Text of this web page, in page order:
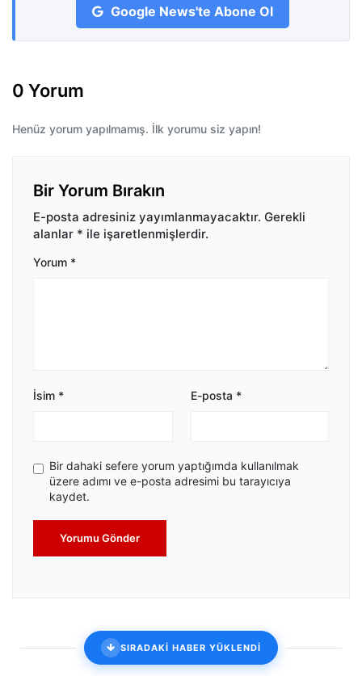
Google News'te Abone Ol
0 Yorum
Henüz yorum yapılmamış. İlk yorumu siz yapın!
Bir Yorum Bırakın
E-posta adresiniz yayımlanmayacaktır. Gerekli
alanlar * ile işaretlenmişlerdir.
Yorum *
İsim * E-posta *
Bir dahaki sefere yorum yaptığımda kullanılmak
üzere adımı ve e-posta adresimi bu tarayıcıya
kaydet.
Yorumu Gönder
SIRADAKİ HABER YÜKLENDİ